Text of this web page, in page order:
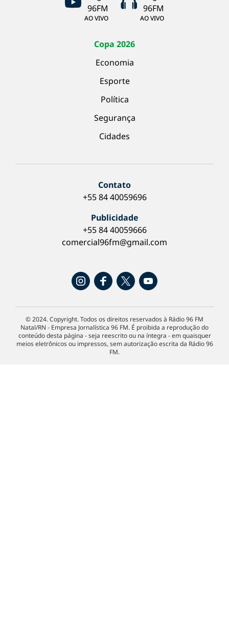
AO VIVO AO VIVO
Copa 2026
Economia
Esporte
Política
Segurança
Cidades
Contato
+55 84 40059696
Publicidade
+55 84 40059666
comercial96fm@gmail.com
© 2024. Copyright. Todos os direitos reservados à Rádio 96 FM
Natal/RN - Empresa Jornalística 96 FM. É proibida a reprodução do
conteúdo desta página - seja reescrito ou na íntegra - em quaisquer
meios eletrônicos ou impressos, sem autorização escrita da Rádio 96
FM.